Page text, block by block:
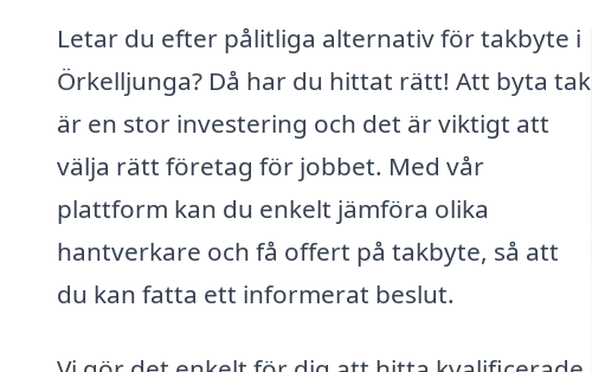
Letar du efter pålitliga alternativ för takbyte i
Örkelljunga? Då har du hittat rätt! Att byta tak
är en stor investering och det är viktigt att
välja rätt företag för jobbet. Med vår
plattform kan du enkelt jämföra olika
hantverkare och få offert på takbyte, så att
du kan fatta ett informerat beslut.